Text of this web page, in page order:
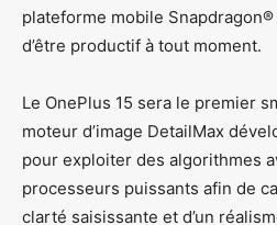
plateforme mobile
d’être productif à tout moment.
Le OnePlus 15 sera le premier
moteur d’image DetailMax
pour exploiter des algorithmes
processeurs puissants afin de
clarté saisissante et d’un